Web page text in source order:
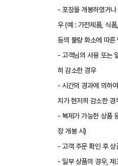
- 포장을 개봉하였거
우 (예 : 가전제품, 식
등의 불량 화소에 따
- 고객님의 사용 또는
히 감소한 경우
- 시간의 경과에 의하
치가 현저히 감소한 경
- 복제가 가능한 상품
장 개봉 시)
- 고객 주문 확인 후 상
- 일부 상품의 경우, 제